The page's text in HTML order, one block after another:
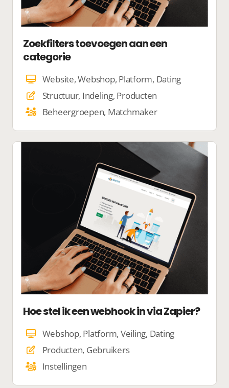
Zoekfilters toevoegen aan een
categorie
Website, Webshop, Platform, Dating
Structuur, Indeling, Producten
Beheergroepen, Matchmaker
Hoe stel ik een webhook in via Zapier?
Webshop, Platform, Veiling, Dating
Producten, Gebruikers
Instellingen